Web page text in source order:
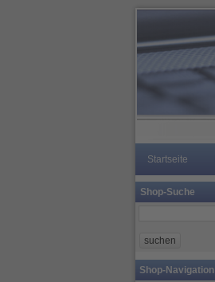
Startseite
Shop-Suche
Shop-Navigation